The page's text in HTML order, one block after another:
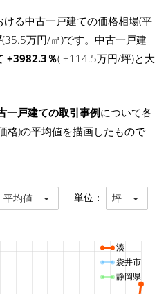
ける中古一戸建ての価格相場(平
(35.5万円/㎡)です。中古一戸建
+3982.3％( +114.5万円/坪)と大
一戸建ての取引事例について各
格)の平均値を描画したもので
平均値 単位： 坪
湊
袋井市
静岡県